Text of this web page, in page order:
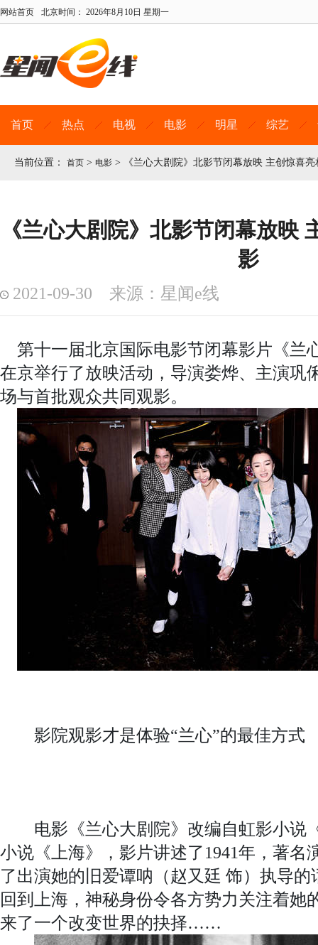
网站首页 北京时间： 2026年8月10日 星期一
首页 热点 电视 电影 明星 综艺
当前位置： 首页 > 电影 > 《兰心大剧院》北影节闭幕放映 主创惊喜
《兰心大剧院》北影节闭幕放映
影
2021-09-30 来源：星闻e线
第十一届北京国际电影节闭幕影片《兰
在京举行了放映活动，导演娄烨、主演巩
场与首批观众共同观影。
影院观影才是体验“兰心”的最佳方式
电影《兰心大剧院》改编自虹影小说
小说《上海》，影片讲述了1941年，著名
了出演她的旧爱谭呐（赵又廷 饰）执导
回到上海，神秘身份令各方势力关注着她
来了一个改变世界的抉择……